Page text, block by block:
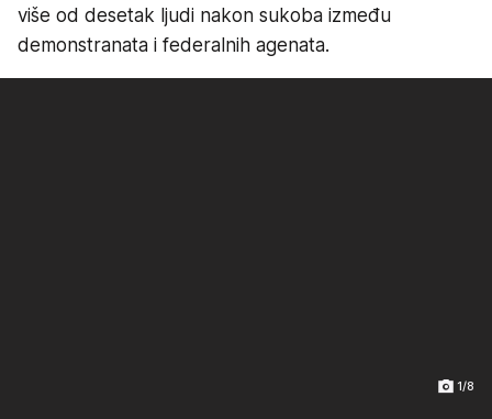
više od desetak ljudi nakon sukoba između
demonstranata i federalnih agenata.
1/8